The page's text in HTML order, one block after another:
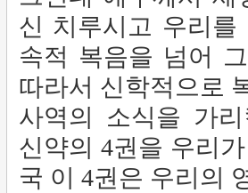
신 치루시고 우리
속적 복음을 넘어
따라서 신학적으로
사역의 소식을 가
신약의 4권을 우리
국 이 4권은 우리의